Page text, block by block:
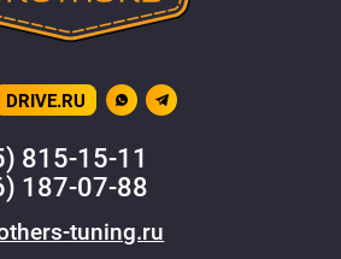
DRIVE.RU
815-15-11
187-07-88
tuning.ru